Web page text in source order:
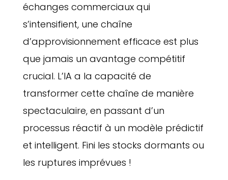
échanges commerciaux qui
s’intensifient, une chaîne
d’approvisionnement efficace est plus
que jamais un avantage compétitif
crucial. L’IA a la capacité de
transformer cette chaîne de manière
spectaculaire, en passant d’un
processus réactif à un modèle prédictif
et intelligent. Fini les stocks dormants ou
les ruptures imprévues !